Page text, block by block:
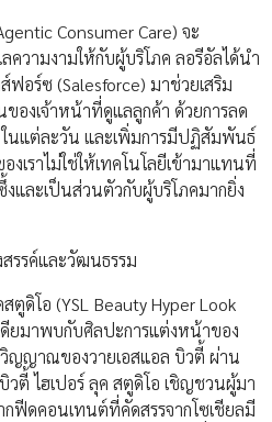
Consumer Care) จะ
วามงามให้กับผู้บริโภค ลอรีอัลได้นำ
ฟอร์ซ (Salesforce) มาช่วยเสริม
องเจ้าหน้าที่ดูแลลูกค้า ด้วยการลด
นแต่ละวัน และเพิ่มการมีปฏิสัมพันธ์
เราไม่ใช่ให้เทคโนโลยีเข้ามาแทนที่
และเป็นส่วนตัวกับผู้บริโภคมากยิ่ง
รรค์และวัฒนธรรม
ตูดิโอ (YSL Beauty Hyper Look
ยมาพบกับศิลปะการแต่งหน้าของ
ญญาณของวายเอสแอล บิวตี้ ผ่าน
วตี้ ไฮเปอร์ ลุค สตูดิโอ เชิญชวนผู้มา
กฟีดคอนเทนต์ที่คัดสรรจากโซเชียลมี